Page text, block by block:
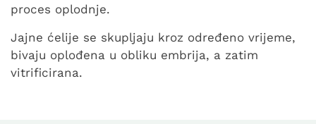
proces oplodnje.
Jajne ćelije se skupljaju kroz određeno vrijeme,
bivaju oplođena u obliku embrija, a zatim
vitrificirana.